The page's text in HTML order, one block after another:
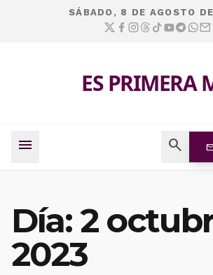
SÁBADO, 8 DE AGOSTO
ES PRIMERA
menu search
Día:2
2023